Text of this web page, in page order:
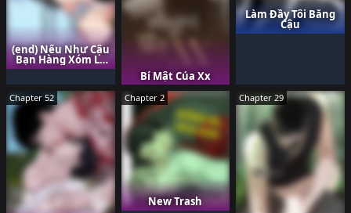
(end) Nếu Như Cậu
Bạn Hàng Xóm Là
Vampire? Bí Mật Của Xx
Làm Đầy Tôi Bằng
Cậu
Chapter 52 Chapter 2
New Trash
Chapter 29